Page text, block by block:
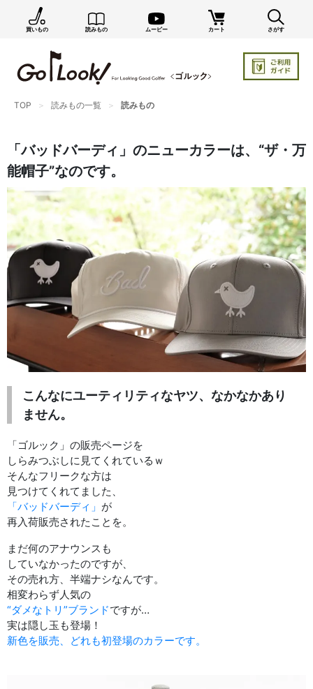
買いもの 読みもの ムービー カート さがす
TOP 読みもの一覧 読みもの
「バッドバーディ」のニューカラーは、“ザ・万
能帽子”なのです。
こんなにユーティリティなヤツ、なかなかあり
ません。
「ゴルック」の販売ページを
しらみつぶしに見てくれているｗ
そんなフリークな方は
見つけてくれてました、
「バッドバーディ」 が
再入荷販売されたことを。
まだ何のアナウンスも
していなかったのですが、
その売れ方、半端ナシなんです。
相変わらず人気の
“ダメなトリ”ブランドですが…
実は隠し玉も登場！
新色を販売、どれも初登場のカラーです。